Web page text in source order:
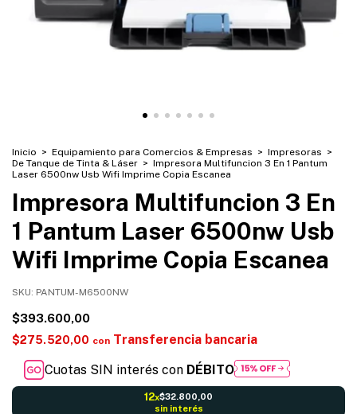
Inicio > Equipamiento para Comercios & Empresas > Impresoras >
De Tanque de Tinta & Láser > Impresora Multifuncion 3 En 1 Pantum
Laser 6500nw Usb Wifi Imprime Copia Escanea
Impresora Multifuncion 3 En
1 Pantum Laser 6500nw Usb
Wifi Imprime Copia Escanea
SKU: PANTUM-M6500NW
$393.600,00
$275.520,00 con Transferencia bancaria
Cuotas SIN interés con DÉBITO
12x$32.800,00
sin interés